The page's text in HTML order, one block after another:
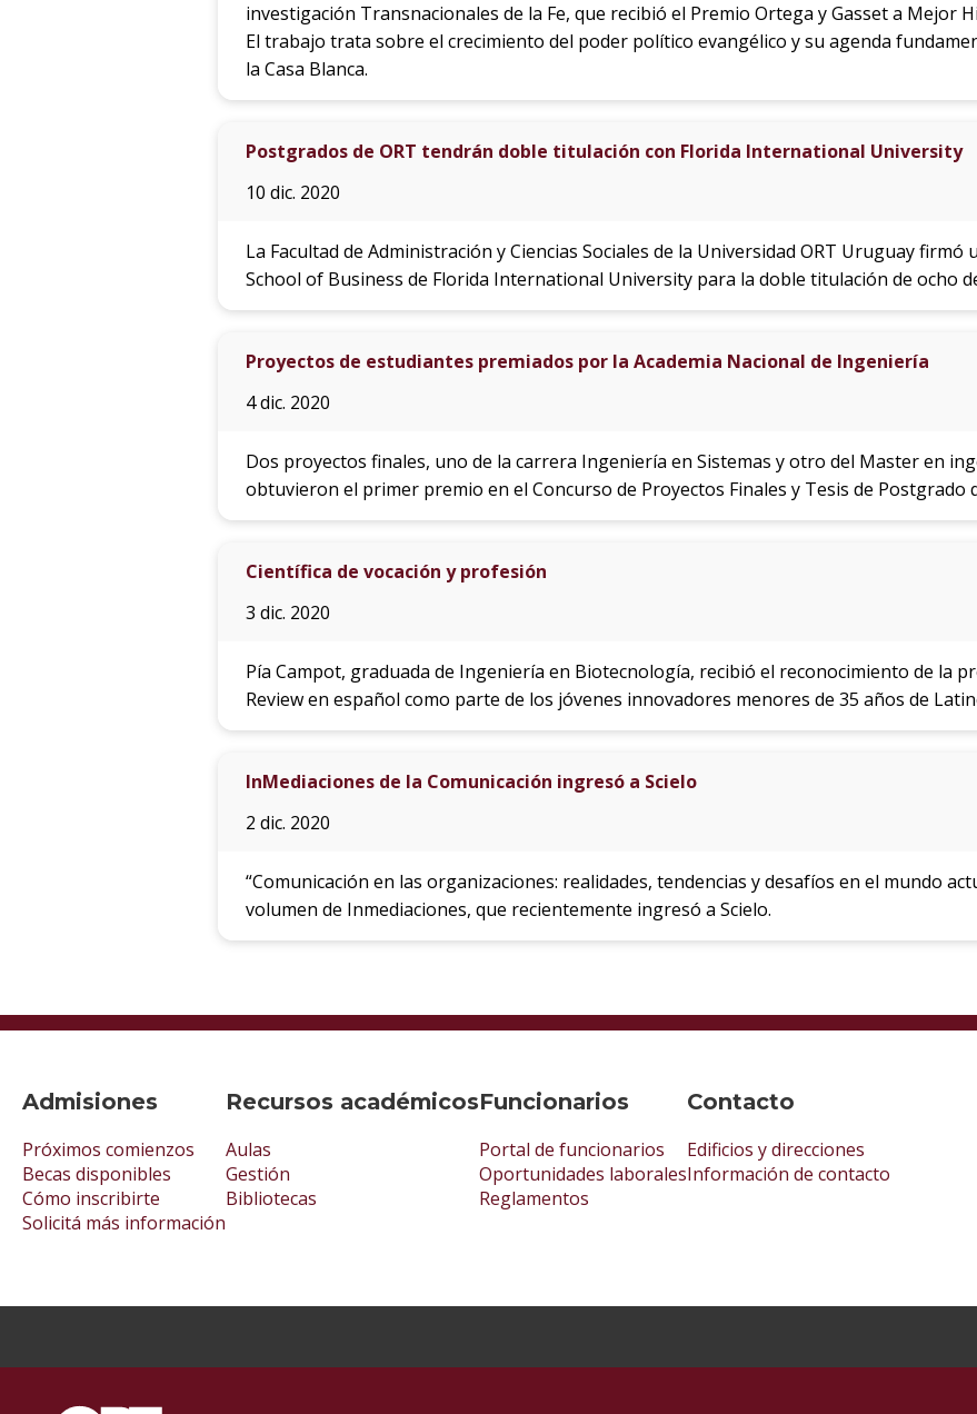
investigación Transnacionales de la Fe, que recibió el Premio Ortega y Gasset a Mejor
El trabajo trata sobre el crecimiento del poder político evangélico y su agenda
la Casa Blanca.
Postgrados de ORT tendrán doble titulación con Florida International University
10 dic. 2020
La Facultad de Administración y Ciencias Sociales de la Universidad ORT Uruguay
School of Business de Florida International University para la doble titulación de ocho
Proyectos de estudiantes premiados por la Academia Nacional de Ingeniería
4 dic. 2020
Dos proyectos finales, uno de la carrera Ingeniería en Sistemas y otro del Master en
obtuvieron el primer premio en el Concurso de Proyectos Finales y Tesis de Postgrado
Científica de vocación y profesión
3 dic. 2020
Pía Campot, graduada de Ingeniería en Biotecnología, recibió el reconocimiento de la
Review en español como parte de los jóvenes innovadores menores de 35 años de
InMediaciones de la Comunicación ingresó a Scielo
2 dic. 2020
“Comunicación en las organizaciones: realidades, tendencias y desafíos en el mundo
volumen de Inmediaciones, que recientemente ingresó a Scielo.
Admisiones
Próximos comienzos
Becas disponibles
Cómo inscribirte
Solicitá más información
Recursos académicos
Aulas
Gestión
Bibliotecas
Funcionarios
Portal de funcionarios
Oportunidades laborales
Reglamentos
Contacto
Edificios y direcciones
Información de contacto